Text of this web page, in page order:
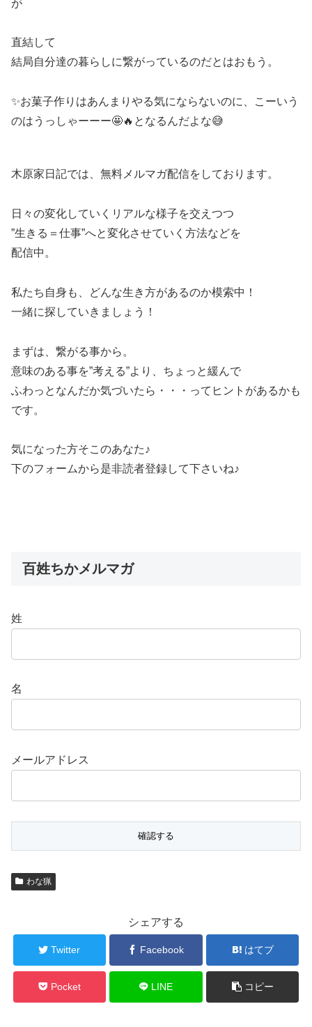
が
直結して
結局自分達の暮らしに繋がっているのだとはおもう。
✨お菓子作りはあんまりやる気にならないのに、こーいう
のはうっしゃーーー🤩🔥となるんだよな😅
木原家日記では、無料メルマガ配信をしております。
日々の変化していくリアルな様子を交えつつ
”生きる＝仕事”へと変化させていく方法などを
配信中。
私たち自身も、どんな生き方があるのか模索中！
一緒に探していきましょう！
まずは、繋がる事から。
意味のある事を”考える”より、ちょっと緩んで
ふわっとなんだか気づいたら・・・ってヒントがあるかも
です。
気になった方そこのあなた♪
下のフォームから是非読者登録して下さいね♪
百姓ちかメルマガ
姓
名
メールアドレス
わな猟
シェアする
Twitter Facebook はてブ
Pocket LINE コピー